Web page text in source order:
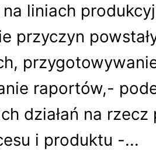
liniach
przyczyn
raportów,-
działań na
i produktu -...